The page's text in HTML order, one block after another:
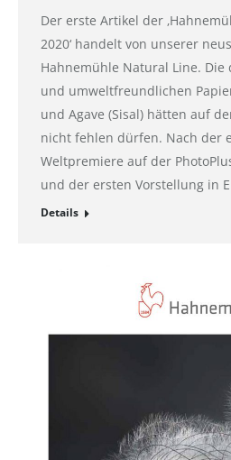
Der erste Artikel der
2020‘ handelt von unserer
Hahnemühle Natural Line.
und umweltfreundlichen
und Agave (Sisal) hätten auf
nicht fehlen dürfen. Nach der
Weltpremiere auf der
und der ersten Vorstellung in
Details